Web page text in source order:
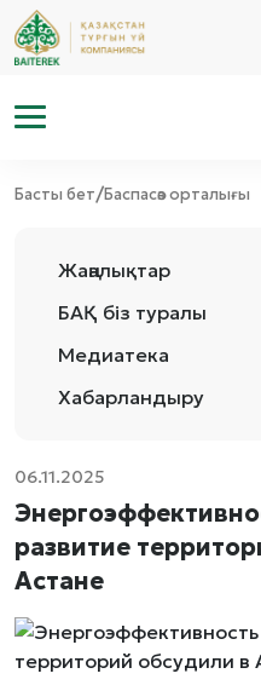
Басты бет/Баспасөз орталығы
Жаңалықтар
БАҚ біз туралы
Медиатека
Хабарландыру
06.11.2025
развитие
Астане